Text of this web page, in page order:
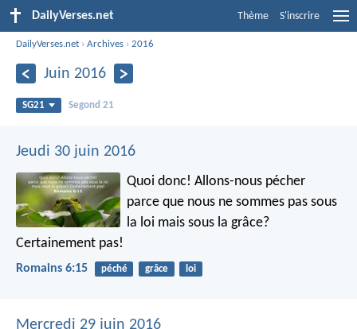
DailyVerses.net Thème S'inscrire
DailyVerses.net ›Archives ›2016
Juin 2016
SG21 Segond 21
Jeudi 30 juin 2016
Quoi donc! Allons-nous pécher
parce que nous ne sommes pas sous
la loi mais sous la grâce?
Certainement pas!
Romains 6:15 péché grâce loi
Mercredi 29 juin 2016